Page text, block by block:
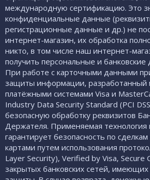
международную сертификацию. Это
конфиденциальные данные
регистрационные данные и др.) не
интернет-магазин, их обработка
никто, в том числе наш интернет-
получить персональные и банковские
При работе с карточными данными
защиты информации,
платёжными системами Visa и
Industry Data Security Standard (PCI
безопасную обработку реквизитов
Держателя. Применяемая
гарантирует безопасность по
картами путем использования
Layer Security), Verified by Visa, Secure
закрытых банковских сетей,